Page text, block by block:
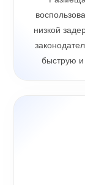
низкой
быструю и